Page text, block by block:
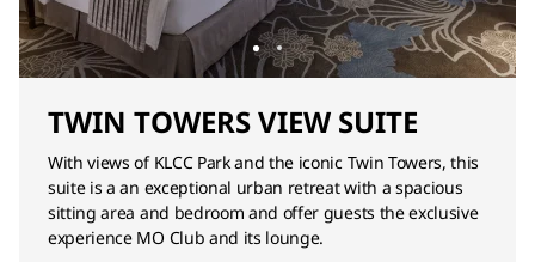
TWIN TOWERS VIEW SUITE
With views of KLCC Park and the iconic Twin Towers, this
suite is a an exceptional urban retreat with a spacious
sitting area and bedroom and offer guests the exclusive
experience MO Club and its lounge.